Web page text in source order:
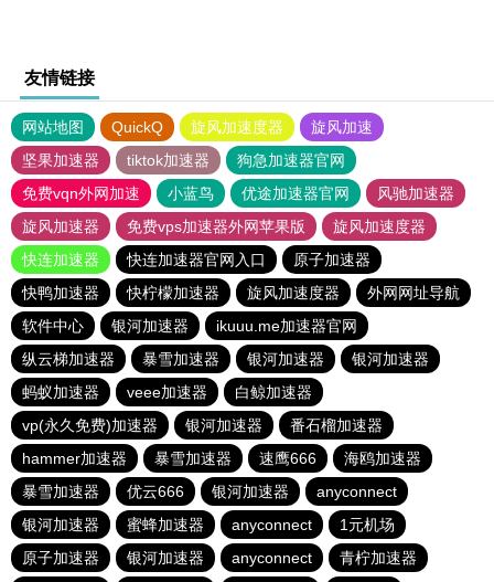
友情链接
网站地图 QuickQ 旋风加速度器
旋风加速
坚果加速器
tiktok加速器
狗急加速器官网
免费vqn外网加速
小蓝鸟 优途加速器官网
风驰加速器
旋风加速器
免费vps加速器外网苹果版
旋风加速度器
快连加速器
快连加速器官网入口
原子加速器
快鸭加速器
快柠檬加速器 旋风加速度器
外网网址导航
软件中心
银河加速器
ikuuu.me加速器官网
纵云梯加速器
暴雪加速器 银河加速器
银河加速器
蚂蚁加速器
veee加速器
白鲸加速器
vp(永久免费)加速器
银河加速器
番石榴加速器
hammer加速器
暴雪加速器 速鹰666
海鸥加速器
暴雪加速器
优云666 银河加速器
anyconnect
银河加速器
蜜蜂加速器 anyconnect
1元机场
原子加速器
银河加速器 anyconnect 青柠加速器